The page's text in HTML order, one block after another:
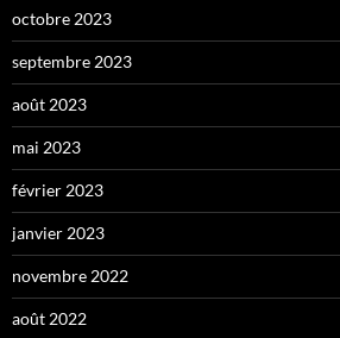
octobre 2023
septembre 2023
août 2023
mai 2023
février 2023
janvier 2023
novembre 2022
août 2022